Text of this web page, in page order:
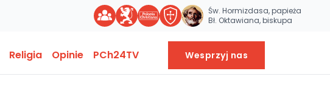
Św. Hormizdasa, papieża
Bł. Oktawiana, biskupa
Religia Opinie PCh24TV Wesprzyj nas